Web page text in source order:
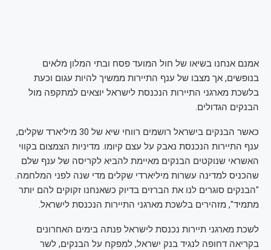
אמנם אנחנו בשיאו של חול המועד פסח ובתי המלון מלאים
בנופשים, אך מצבו של ענף התיירות ממשיך להיות עגום וכעת
בלשכת מארגני התיירות הנכנסת לישראל יוצאים למתקפה מול
הבנקים הגדולים.
כאשר הבנקים בישראל רושמים רווחי שיא של 30 מיליארד שקלים,
ענף התיירות הנכנסת נאבק על עצם קיומו. מדיניות הצמצום בקווי
האשראי שנוקטים הבנקים מאיימת להביא לקריסה של ענף שלם
שהכניס למדינה עשרות מיליארדי שקלים מדי שנה לפני המלחמה.
"הבנקים סוגרים לנו את הברזים בדיוק כשאנחנו זקוקים להם יותר
מתמיד", מזהירים בלשכת מארגני התיירות הנכנסת לישראל.
לשכת מארגני תיירות נכנסת לישראל פנתה בימים האחרונים
בקריאה דחופה לנגיד בנק ישראל, למפקח על הבנקים, לשר